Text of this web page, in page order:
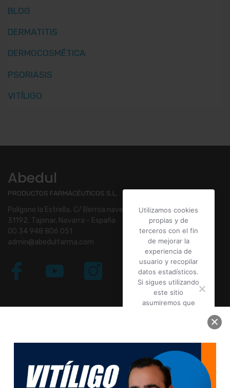
BLOG
DERMATITIS
DERMOCOSMÉTICA
PSORIASIS
VITÍLIGO
Abedul
PRODUCTOS FARMACÉUTICOS S.L.
Polígono la Estrella, C/ Berroa nave 16.
31192, Tajonar. Navarra - España
00 34 948 806 051
admin@abedulfarma.com
Cuidado de mascotas
Utilizamos cookies
propias y de
terceros con el fin
de mejorar la
experiencia de
usuario y recopilar
datos estadísticos.
Si sigues utilizando
este sitio
asumiremos que
Vale